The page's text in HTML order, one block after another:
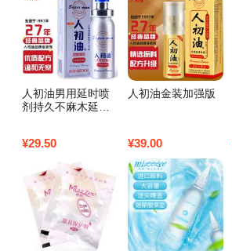
人初油男用延时喷
剂持久不麻木延迟
¥29.50
人初油金装加强版
¥39.00